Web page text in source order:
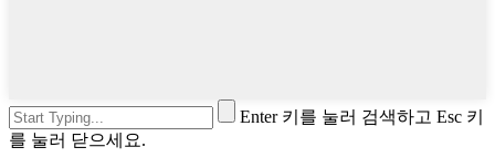
Enter 키를 눌러 검색하고 Esc 키
를 눌러 닫으세요.